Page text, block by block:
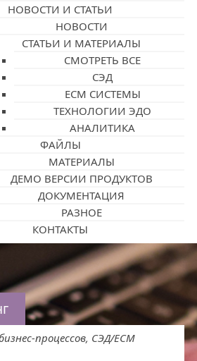
НОВОСТИ И СТАТЬИ
НОВОСТИ
СТАТЬИ И МАТЕРИАЛЫ
СМОТРЕТЬ ВСЕ
СЭД
ECM СИСТЕМЫ
ТЕХНОЛОГИИ ЭДО
АНАЛИТИКА
ФАЙЛЫ
МАТЕРИАЛЫ
ДЕМО ВЕРСИИ ПРОДУКТОВ
ДОКУМЕНТАЦИЯ
РАЗНОЕ
КОНТАКТЫ
процессов, СЭД/ЕСМ